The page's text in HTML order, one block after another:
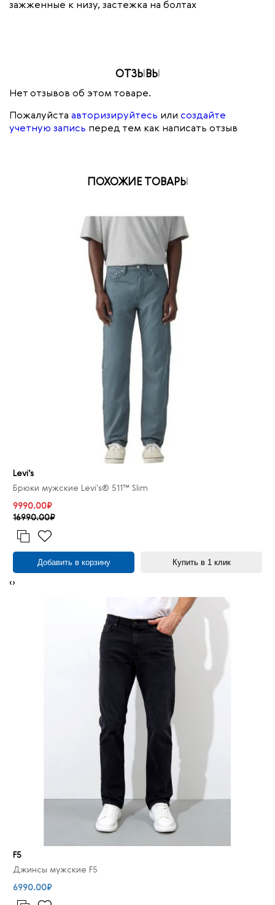
зажженные к низу, застежка на болтах
ОТЗЫВЫ
Нет отзывов об этом товаре.
Пожалуйста авторизируйтесь или создайте
учетную запись перед тем как написать отзыв
ПОХОЖИЕ ТОВАРЫ
Levi’s
Брюки мужские Levi's® 511™ Slim
9990.00₽
16990.00₽
Добавить в корзину Купить в 1 клик
‹›
F5
Джинсы мужские F5
6990.00₽